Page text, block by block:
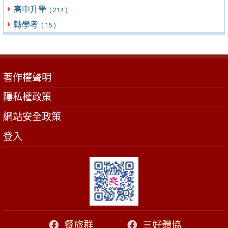
高中升學 ( 214 )
轉學考 ( 15 )
著作權聲明
隱私權政策
網站安全政策
登入
餐旅群 三好體協